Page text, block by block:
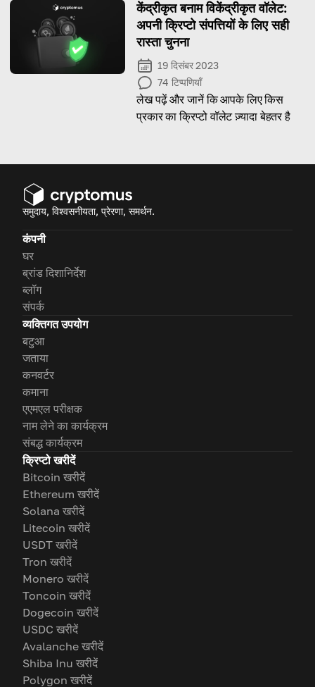
केंद्रीकृत बनाम विकेंद्रीकृत वॉलेट:
अपनी क्रिप्टो संपत्तियों के लिए सही
रास्ता चुनना
19 दिसंबर 2023
74 टिप्पणियाँ
लेख पढ़ें और जानें कि आपके लिए किस
प्रकार का क्रिप्टो वॉलेट ज़्यादा बेहतर है
समुदाय, विश्वसनीयता, प्रेरणा, समर्थन.
कंपनी
घर
ब्रांड दिशानिर्देश
ब्लॉग
संपर्क
व्यक्तिगत उपयोग
बटुआ
जताया
कनवर्टर
कमाना
एएमएल परीक्षक
नाम लेने का कार्यक्रम
संबद्ध कार्यक्रम
क्रिप्टो खरीदें
Bitcoin खरीदें
Ethereum खरीदें
Solana खरीदें
Litecoin खरीदें
USDT खरीदें
Tron खरीदें
Monero खरीदें
Toncoin खरीदें
Dogecoin खरीदें
USDC खरीदें
Avalanche खरीदें
Shiba Inu खरीदें
Polygon खरीदें